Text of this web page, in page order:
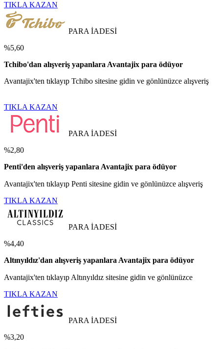
TIKLA KAZAN
PARA İADESİ
%5,60
Tchibo'dan alışveriş yapanlara Avantajix para ödüyor
Avantajix'ten tıklayıp Tchibo sitesine gidin ve gönlünüzce alışveriş
TIKLA KAZAN
PARA İADESİ
%2,80
Penti'den alışveriş yapanlara Avantajix para ödüyor
Avantajix'ten tıklayıp Penti sitesine gidin ve gönlünüzce alışveriş
TIKLA KAZAN
PARA İADESİ
%4,40
Altınyıldız'dan alışveriş yapanlara Avantajix para ödüyor
Avantajix'ten tıklayıp Altınyıldız sitesine gidin ve gönlünüzce
TIKLA KAZAN
PARA İADESİ
%3,20